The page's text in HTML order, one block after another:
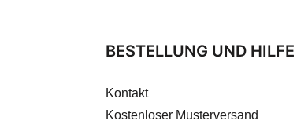
BESTELLUNG UND HILFE
Kontakt
Kostenloser Musterversand